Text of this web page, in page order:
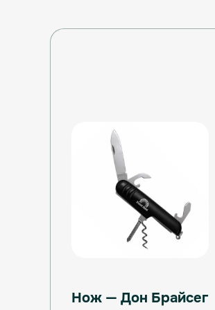
Нож — Дон Брайсег